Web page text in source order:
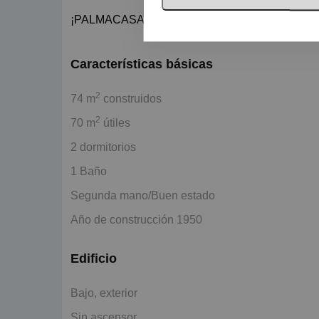
¡PALMACASA INMOBILIARIA desde hace más
Características básicas
74 m2 construidos
70 m2 útiles
2 dormitorios
1 Baño
Segunda mano/Buen estado
Año de construcción 1950
Edificio
Bajo, exterior